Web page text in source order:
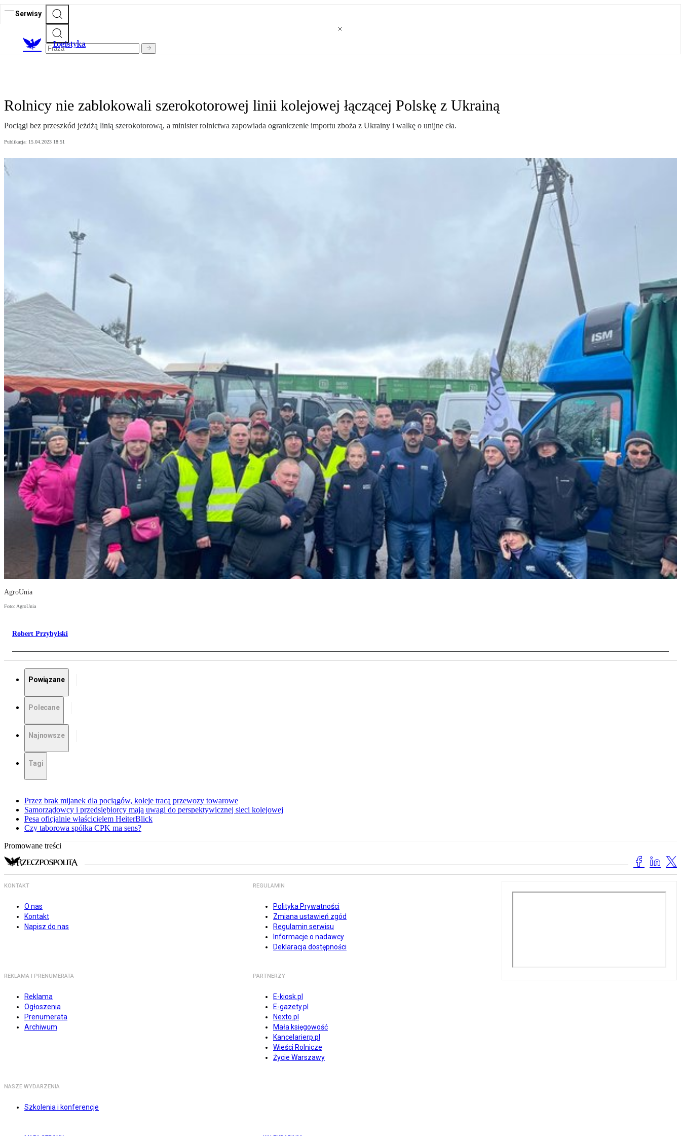
Serwisy
Logistyka
Rolnicy nie zablokowali szerokotorowej linii kolejowej łączącej Polskę z Ukrainą
Pociągi bez przeszkód jeżdżą linią szerokotorową, a minister rolnictwa zapowiada ograniczenie importu zboża z Ukrainy i walkę o unijne cła.
Publikacja: 15.04.2023 18:51
AgroUnia
Foto: AgroUnia
Robert Przybylski
Powiązane
Polecane
Najnowsze
Tagi
Przez brak mijanek dla pociągów, koleje tracą przewozy towarowe
Samorządowcy i przedsiębiorcy mają uwagi do perspektywicznej sieci kolejowej
Pesa oficjalnie właścicielem HeiterBlick
Czy taborowa spółka CPK ma sens?
Promowane treści
KONTAKT
O nas
Kontakt
Napisz do nas
REGULAMIN
Polityka Prywatności
Zmiana ustawień zgód
Regulamin serwisu
Informacje o nadawcy
Deklaracja dostępności
REKLAMA I PRENUMERATA
Reklama
Ogłoszenia
Prenumerata
Archiwum
PARTNERZY
E-kiosk.pl
E-gazety.pl
Nexto.pl
Mała księgowość
Kancelarierp.pl
Wieści Rolnicze
Życie Warszawy
NASZE WYDARZENIA
Szkolenia i konferencje